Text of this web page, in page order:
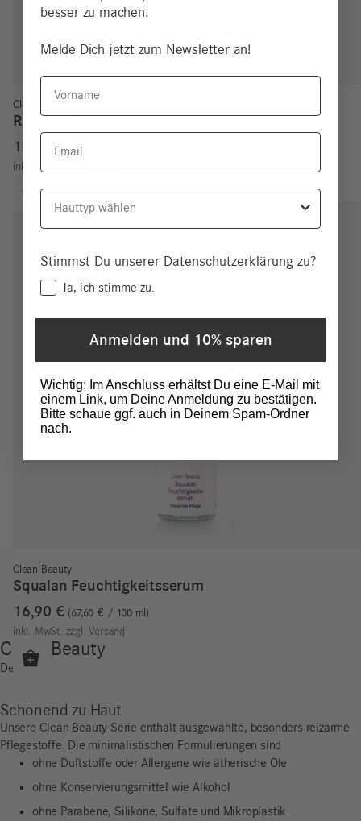
Clean Beauty
Rosehip Feuchtigkeitscreme
15,90€ 53,00
inkl. MwSt.
Clean Beauty
Squalan Feuchtigkeitsserum
16,90 € 67,60€/ 100 ml
inkl. MwSt. zzgl. Versand
Clean Beauty
Details
Schonend zu Haut
Unsere Clean Beauty Serie enthält ausgewählte, besonders reizarme
Pflegestoffe. Die minimalistischen Formulierungen sind
ohne Duftstoffe oder Allergene wie ätherische Öle
ohne Konservierungsmittel wie Alkohol
ohne Parabene, Silikone, Sulfate und Mikroplastik
besser zu machen.
Melde Dich jetzt zum Newsletter an!
Vorname
Email
Hauttyp
Stimmst Du unserer Datenschutzerklärung zu?
ConsentJa, ich stimme zu.
Anmelden und 10% sparen
Wichtig: Im Anschluss erhältst Du eine E-Mail mit
einem Link, um Deine Anmeldung zu bestätigen.
Bitte schaue ggf. auch in Deinem Spam-Ordner
nach.